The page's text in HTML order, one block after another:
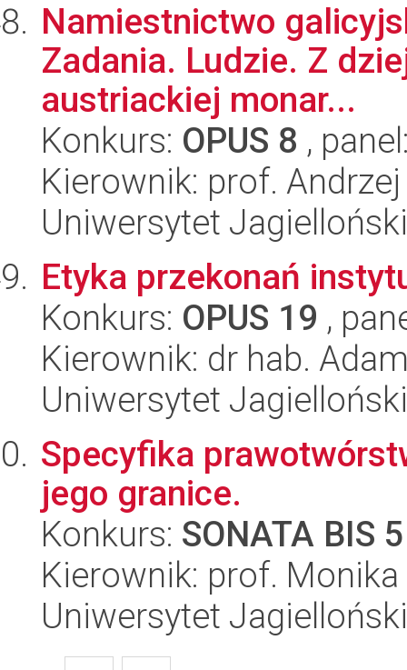
Namiestnictwo
Zadania. Ludzie. Z
austriackiej monar...
Konkurs: OPUS 8 ,
Kierownik: prof.
Uniwersytet
Etyka przekonań
Konkurs: OPUS 19 ,
Kierownik: dr hab.
Uniwersytet
Specyfika
jego granice.
Konkurs: SONATA BIS 5
Kierownik: prof.
Uniwersytet